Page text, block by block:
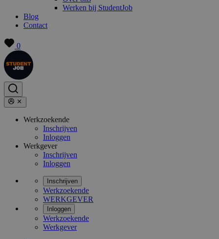
Werken bij StudentJob
Blog
Contact
0
Werkzoekende
Inschrijven
Inloggen
Werkgever
Inschrijven
Inloggen
Inschrijven
Werkzoekende
WERKGEVER
Inloggen
Werkzoekende
Werkgever